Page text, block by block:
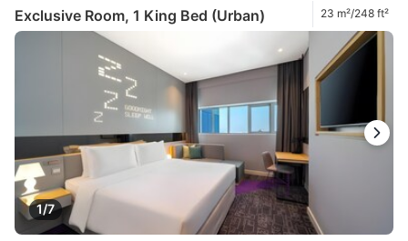
Exclusive Room, 1 King Bed (Urban) 23 m²/248 ft²
1/7